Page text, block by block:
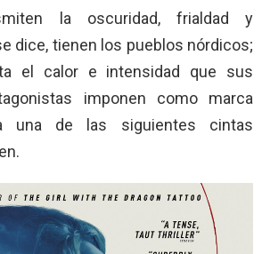
la oscuridad, frialdad y
dice, tienen los pueblos nórdicos;
el calor e intensidad que sus
imponen como marca
una de las siguientes cintas